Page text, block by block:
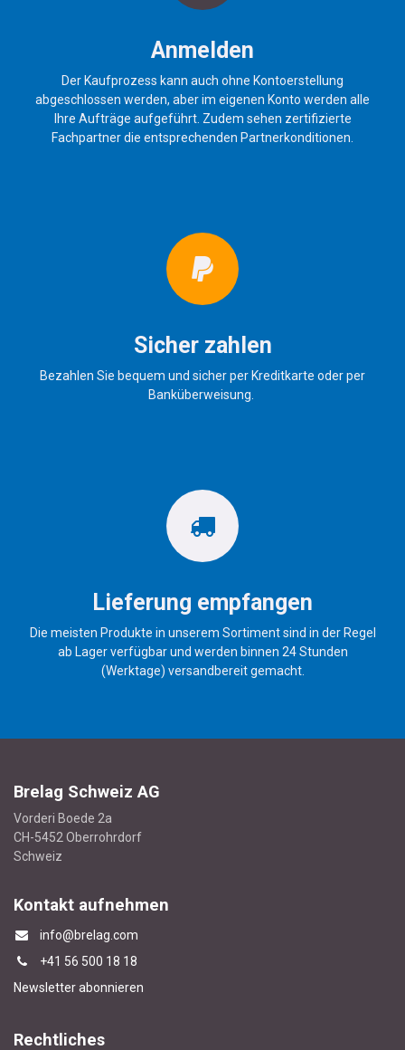
Anmelden
Der Kaufprozess kann auch ohne Kontoerstellung
abgeschlossen werden, aber im eigenen Konto werden alle
Ihre Aufträge aufgeführt. Zudem sehen zertifizierte
Fachpartner die entsprechenden Partnerkonditionen.
Sicher zahlen
Bezahlen Sie bequem und sicher per Kreditkarte oder per
Banküberweisung.
Lieferung empfangen
Die meisten Produkte in unserem Sortiment sind in der Regel
ab Lager verfügbar und werden binnen 24 Stunden
(Werktage) versandbereit gemacht.
Brelag Schweiz AG
Vorderi Boede 2a
CH-5452 Oberrohrdorf
Schweiz
Kontakt aufnehmen
info@brelag.com
+41 56 500 18 18
Newsletter abonnieren
Rechtliches